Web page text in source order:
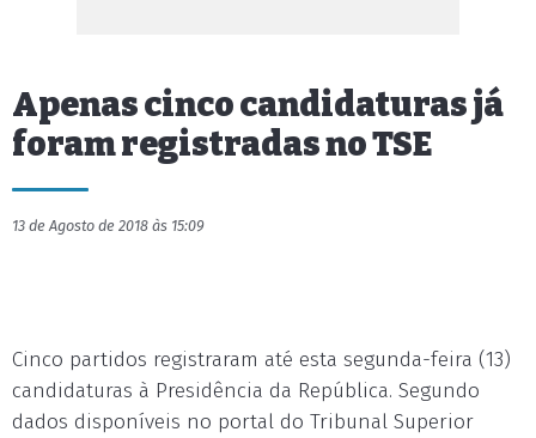
Apenas cinco candidaturas já
foram registradas no TSE
13 de Agosto de 2018 às 15:09
Cinco partidos registraram até esta segunda-feira (13)
candidaturas à Presidência da República. Segundo
dados disponíveis no portal do Tribunal Superior